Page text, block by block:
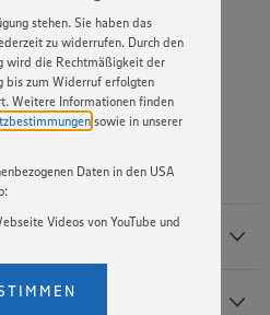
stehen. Sie haben das
zu widerrufen. Durch den
wird die Rechtmäßigkeit der
bis zum Widerruf erfolgten
Weitere Informationen finden
sowie in unserer
Daten in den USA
Videos von YouTube und
und Vimeo zu ändern,
Zeitstempel, ggf.